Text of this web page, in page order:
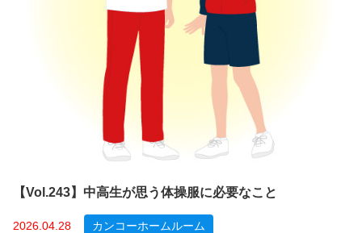
【Vol.243】中高生が思う体操服に必要なこと
2026.04.28
カンコーホームルーム